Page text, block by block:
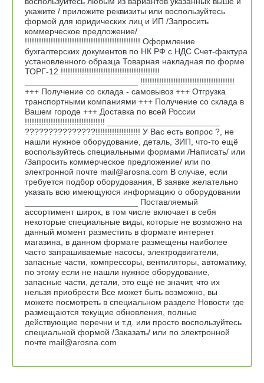
укажите / приложите реквизиты или воспользуйтесь
формой для юридических лиц и ИП /Запросить
коммерческое предложение/
!!!!!!!!!!!!!!!!!!!!!!!!!!!!!!!!!!!!!!!!!!!!!!!!! Оформление
бухгалтерских документов по НК РФ с НДС Счет-фактура
установленного образца Товарная накладная по форме
ТОРГ-12 !!!!!!!!!!!!!!!!!!!!!!!!!!!!!!!!!!!!!!!!!!
________________________ !!!!!!!!!!!!!!!!!!!!!!!!!!!!!!!!!!!!!!!!
+++ Получение со склада - самовывоз +++ Отгрузка
транспортными компаниями +++ Получение со склада в
Вашем городе +++ Доставка по всей России
!!!!!!!!!!!!!!!!!!!!!!!!!!!!!!!!!! ________________________
???????????????!!!!!!!!!!!!!!!!!!! У Вас есть вопрос ?, не
нашли нужное оборудование, деталь, ЗИП, что-то ещё
воспользуйтесь специальными формами /Написать/ или
/Запросить коммерческое предложение/ или по
электронной почте mail@arosna.com В случае, если
требуется подбор оборудования, В заявке желательно
указать всю имеющуюся информацию о оборудовании
________________________ Поставляемый
ассортимент широк, в том числе включает в себя
некоторые специальные виды, которые не возможно на
данный момент разместить в формате интернет
магазина, в данном формате размещены наиболее
часто запрашиваемые насосы, электродвигатели,
запасные части, компрессоры, вентиляторы, автоматику,
по этому если не нашли нужное оборудование,
запасные части, детали, это ещё не значит, что их
нельзя приобрести Все может быть возможно, вы
можете посмотреть в специальном разделе Новости где
размещаются текущие обновления, полные
действующие перечни и т.д. или просто воспользуйтесь
специальной формой /Заказать/ или по электронной
почте mail@arosna.com